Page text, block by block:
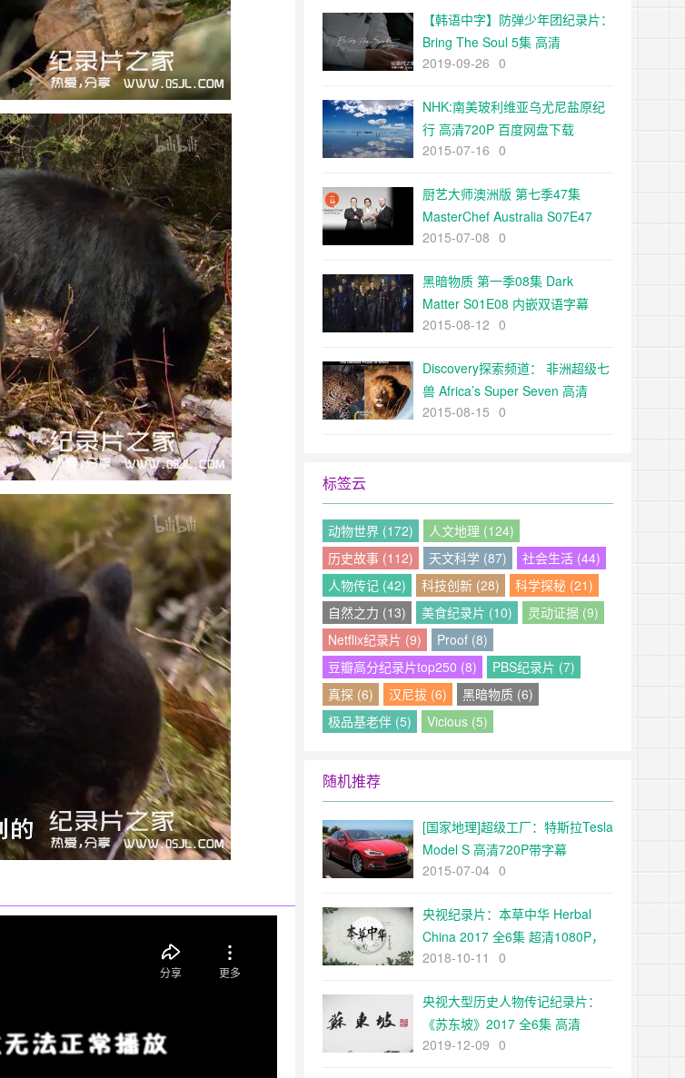
【韩语中字】防弹少年团纪录片：
Bring The Soul 5集 高清
2019-09-26 0
NHK:南美玻利维亚乌尤尼盐原纪
行 高清720P 百度网盘下载
2015-07-16 0
厨艺大师澳洲版 第七季47集
MasterChef Australia S07E47
2015-07-08 0
黑暗物质 第一季08集 Dark
Matter S01E08 内嵌双语字幕
（深影字幕组）
2015-08-12 0
Discovery探索频道： 非洲超级七
兽 Africa’s Super Seven 高清
720P 中文字幕下载
2015-08-15 0
标签云
动物世界 (172)
人文地理 (124)
历史故事 (112)
天文科学 (87)
社会生活 (44)
人物传记 (42)
科技创新 (28)
科学探秘 (21)
自然之力 (13)
美食纪录片 (10)
灵动证据 (9)
Netflix纪录片 (9)
Proof (8)
豆瓣高分纪录片top250 (8)
PBS纪录片 (7)
真探 (6)
汉尼拔 (6)
黑暗物质 (6)
极品基老伴 (5)
Vicious (5)
随机推荐
[国家地理]超级工厂：特斯拉Tesla
Model S 高清720P带字幕
2015-07-04 0
央视纪录片：本草中华 Herbal
China 2017 全6集 超清1080P，
了解医学文化宝典
2018-10-11 0
央视大型历史人物传记纪录片：
《苏东坡》2017 全6集 高清
2019-12-09 0